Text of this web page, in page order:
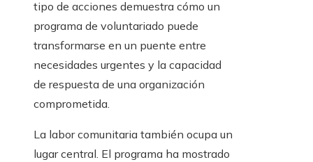
tipo de acciones demuestra cómo un
programa de voluntariado puede
transformarse en un puente entre
necesidades urgentes y la capacidad
de respuesta de una organización
comprometida.
La labor comunitaria también ocupa un
lugar central. El programa ha mostrado